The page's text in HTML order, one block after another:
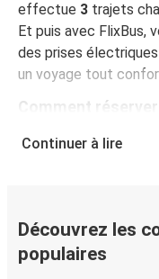
effectue 3 trajets
Et puis avec FlixBus,
des prises
un voyage tout
Comment
Munich en ligne,
modes de paiement
Google Pay ou
Continuer à lire
Découvrez les
populaires